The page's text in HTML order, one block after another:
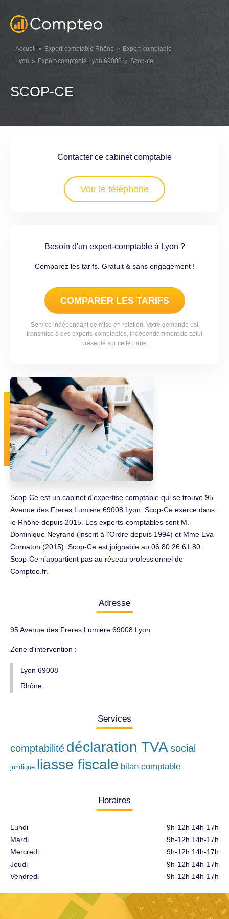
Accueil Expert-comptable Rhône
Expert-comptable
Lyon
Expert-comptable Lyon 69008 Scop-ce
SCOP-CE
Contacter ce cabinet comptable
Voir le téléphone
Besoin d'un expert-comptable à Lyon ?
Comparez les tarifs. Gratuit & sans engagement !
COMPARER LES TARIFS
Service indépendant de mise en relation. Votre demande est
transmise à des experts-comptables, indépendamment de celui
présenté sur cette page.
Scop-Ce est un cabinet d'expertise comptable qui se trouve 95
Avenue des Freres Lumiere 69008 Lyon. Scop-Ce exerce dans
le Rhône depuis 2015. Les experts-comptables sont M.
Dominique Neyrand (inscrit à l'Ordre depuis 1994) et Mme Eva
Cornaton (2015). Scop-Ce est joignable au 06 80 26 61 80.
Scop-Ce n'appartient pas au réseau professionnel de
Compteo.fr.
Adresse
95 Avenue des Freres Lumiere 69008 Lyon
Zone d'intervention :
Lyon 69008
Rhône
Services
comptabilité déclaration TVA social
juridique liasse fiscale bilan comptable
Horaires
Lundi
Mardi
Mercredi
Jeudi
Vendredi
9h-12h 14h-17h
9h-12h 14h-17h
9h-12h 14h-17h
9h-12h 14h-17h
9h-12h 14h-17h